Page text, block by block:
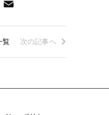
覧 次の記事へ